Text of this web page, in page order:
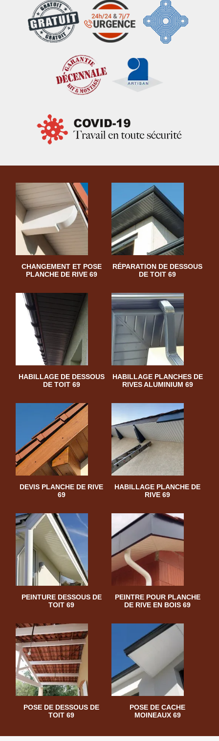
CHANGEMENT ET POSE
PLANCHE DE RIVE 69
RÉPARATION DE DESSOUS
DE TOIT 69
HABILLAGE DE DESSOUS
DE TOIT 69
HABILLAGE PLANCHES DE
RIVES ALUMINIUM 69
DEVIS PLANCHE DE RIVE
69
HABILLAGE PLANCHE DE
RIVE 69
PEINTURE DESSOUS DE
TOIT 69
PEINTRE POUR PLANCHE
DE RIVE EN BOIS 69
POSE DE DESSOUS DE
TOIT 69
POSE DE CACHE
MOINEAUX 69